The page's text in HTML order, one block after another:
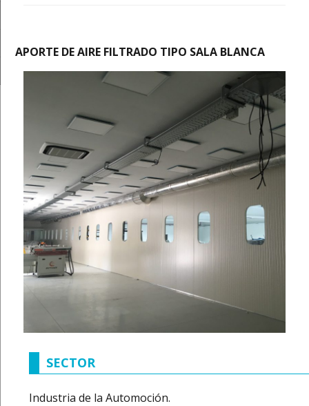
APORTE DE AIRE FILTRADO TIPO SALA BLANCA
SECTOR
Industria de la Automoción.